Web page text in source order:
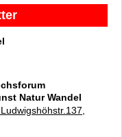
Natur Wandel